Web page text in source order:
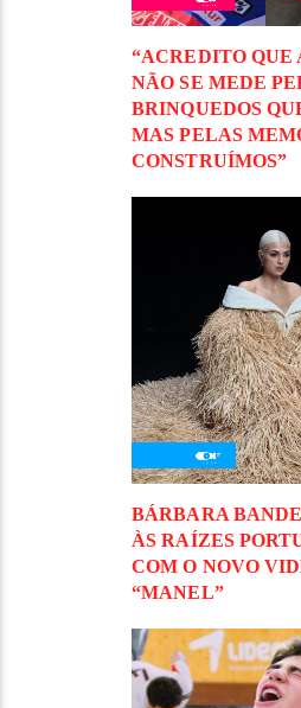
“ACREDITO QUE
NÃO SE MEDE
BRINQUEDOS
MAS PELAS
CONSTRUÍMOS”
BÁRBARA
ÀS RAÍZES
COM O NOVO
“MANEL”